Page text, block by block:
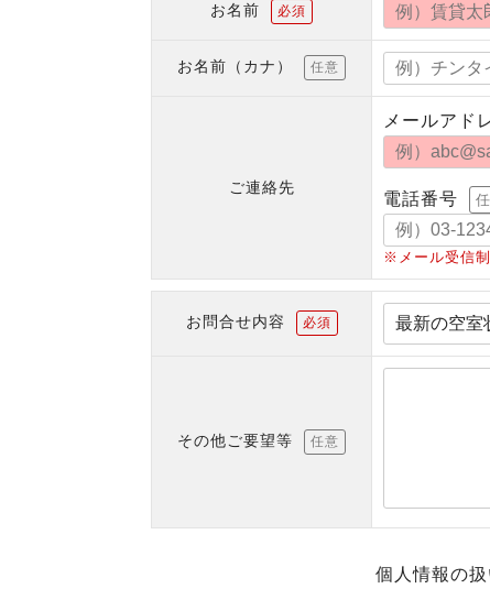
お名前 必須
お名前（カナ） 任意
ご連絡先
メールアド
電話番号
※メール受信
お問合せ内容 必須
その他ご要望等 任意
個人情報の